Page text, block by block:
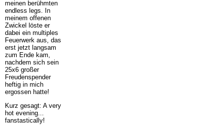
meinen berühmten
endless legs. In
meinem offenen
Zwickel löste er
dabei ein multiples
Feuerwerk aus, das
erst jetzt langsam
zum Ende kam,
nachdem sich sein
25x6 großer
Freudenspender
heftig in mich
ergossen hatte!
Kurz gesagt: A very
hot evening...
fanstastically!